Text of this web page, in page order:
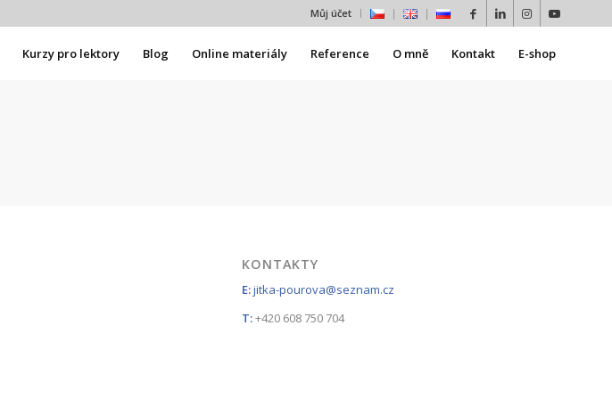
Můj účet
Kurzy pro lektory Blog Online materiály Reference O mně Kontakt E-shop
KONTAKTY
E:jitka-pourova@seznam.cz
T:+420 608 750 704